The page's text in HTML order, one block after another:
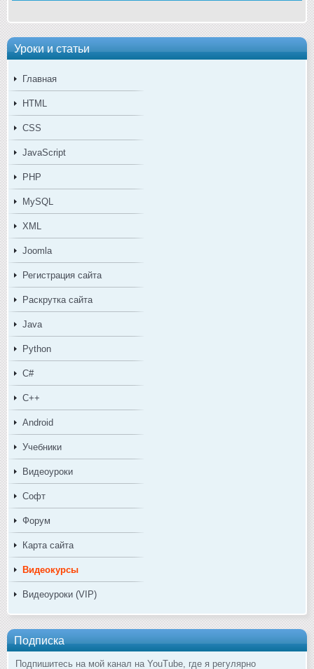
Уроки и статьи
Главная
HTML
CSS
JavaScript
PHP
MySQL
XML
Joomla
Регистрация сайта
Раскрутка сайта
Java
Python
C#
C++
Android
Учебники
Видеоуроки
Софт
Форум
Карта сайта
Видеокурсы
Видеоуроки (VIP)
Подписка
Подпишитесь на мой канал на YouTube, где я регулярно